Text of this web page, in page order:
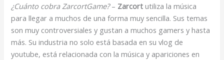
¿Cuánto cobra ZarcortGame?– Zarcort utiliza la música
para llegar a muchos de una forma muy sencilla. Sus temas
son muy controversiales y gustan a muchos gamers y hasta
más. Su industria no solo está basada en su vlog de
youtube, está relacionada con la música y apariciones en